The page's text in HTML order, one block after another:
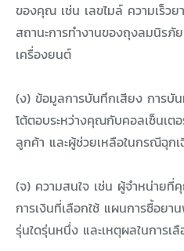
ของคุณ เช่น เลขไมล์ ความเร็วย
สถานะการทำงานของถุงลมนิร
เครื่องยนต์
(ง) ข้อมูลการบันทึกเสียง การบั
โต้ตอบระหว่างคุณกับคอลเซ็นเต
ลูกค้า และผู้ช่วยเหลือในกรณีฉุกเ
(จ) ความสนใจ เช่น ผู้จำหน่าย
การเงินที่เลือกใช้ แผนการซื้อยา
รุ่นใดรุ่นหนึ่ง และเหตุผลในการเ